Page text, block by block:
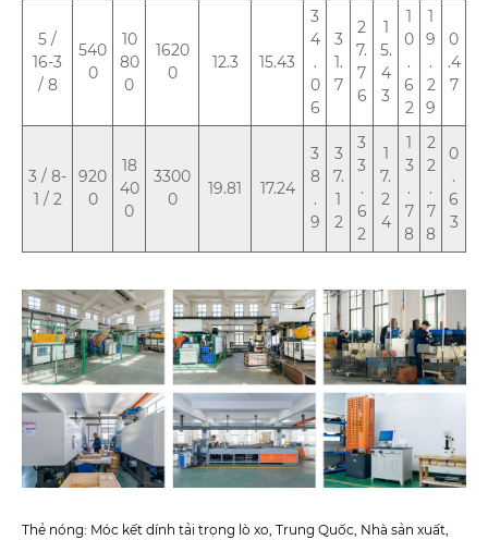
5 /
16-3
/ 8
540
0
10
80
0
1620
0
12.3 15.43
3
4
.
0
6
3
1.
7
2
7.
7
6
1
5.
4
3
1
0
.
6
2
1
9
.
2
9
0
.4
7
3 / 8-
1 / 2
920
0
18
40
0
3300
0
19.81 17.24
3
8
.
9
3
7.
1
2
3
3
.
6
2
1
7.
2
4
1
3
.
7
8
2
2
.
7
8
0
.
6
3
Thẻ nóng: Móc kết dính tải trọng lò xo, Trung Quốc, Nhà sản xuất,